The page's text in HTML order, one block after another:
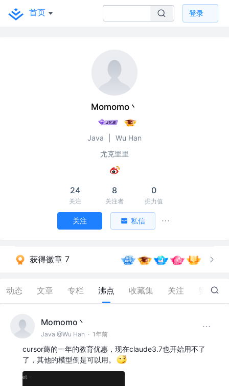
首页 登录
Momomo丶
Java
Wu Han
尤克里里
24
关注
8
关注者
0
掘力值
关注 私信
获得徽章 7
动态 文章 专栏 沸点 收藏集 关注 206
Momomo丶
Java @Wu Han · 1年前
cursor薅的一年的教育优惠，现在claude3.7也开始用不了
了，其他的模型倒是可以用。